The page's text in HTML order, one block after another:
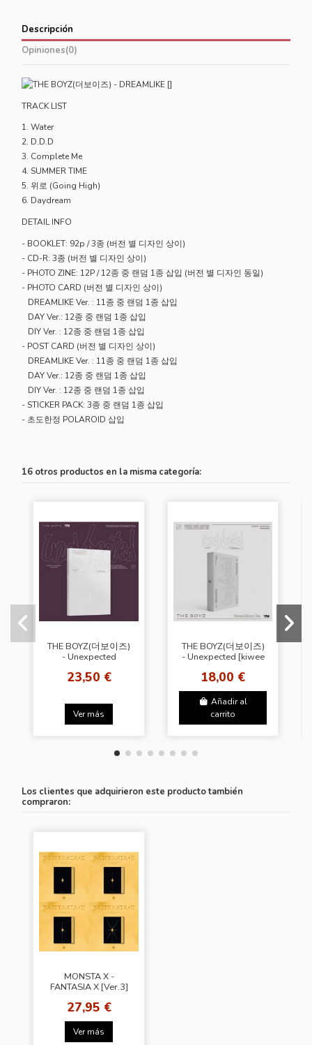
Descripción
Opiniones(0)
TRACK LIST
1. Water
2. D.D.D
3. Complete Me
4. SUMMER TIME
5. 위로 (Going High)
6. Daydream
DETAIL INFO
- BOOKLET: 92p / 3종 (버전 별 디자인 상이)
- CD-R: 3종 (버전 별 디자인 상이)
- PHOTO ZINE: 12P / 12종 중 랜덤 1종 삽입 (버전 별 디자인 동일)
- PHOTO CARD (버전 별 디자인 상이)
DREAMLIKE Ver. : 11종 중 랜덤 1종 삽입
DAY Ver.: 12종 중 랜덤 1종 삽입
DIY Ver. : 12종 중 랜덤 1종 삽입
- POST CARD (버전 별 디자인 상이)
DREAMLIKE Ver. : 11종 중 랜덤 1종 삽입
DAY Ver.: 12종 중 랜덤 1종 삽입
DIY Ver. : 12종 중 랜덤 1종 삽입
- STICKER PACK: 3종 중 랜덤 1종 삽입
- 초도한정 POLAROID 삽입
16 otros productos en la misma categoría:
THE BOYZ(더보이즈)
- Unexpected
Become Ver.]
23,50 €
Ver más
THE BOYZ(더보이즈)
- Unexpected [kiwee
18,00 €
Añadir al
carrito
Los clientes que adquirieron este producto también
compraron:
MONSTA X -
FANTASIA X [Ver.3]
27,95 €
Ver más